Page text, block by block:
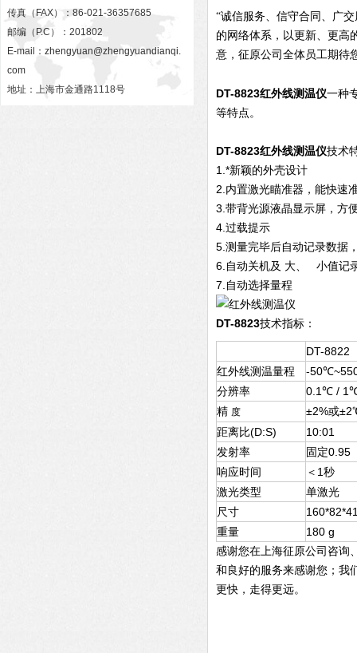
传真（FAX）：86-021-36357685
邮编（P.C）：201802
E-mail： zhengyuan@zhengyuandianqi.
com
地址：上海市金通路1118号
“诚信服务、信守合同、广
的网络体系，以更新、更高
意，征原公司全体员工期待
DT-8823红外线测温仪一种
等特点。
DT-8823红外线测温仪技术
1.*新颖的外壳设计
2.内置激光瞄准器，能快速
3.带背光源液晶显示屏，方
4.过载提示
5.测量完毕后自动记录数据
6.自动关机及 大、 小值记
7.自动选择量程
DT-8823技术指标：
DT-8822
红外线测温量程
-
分辨率
0.1℃ /
精 度
±2%或
距离比(D:S)
10:01
发射率
固定0.95
响应时间
＜1秒
激光类型
单激光
尺寸
重量
180 g
感谢您在上海征原公司咨询
和良好的服务来感谢您；我
更快，走得更远。